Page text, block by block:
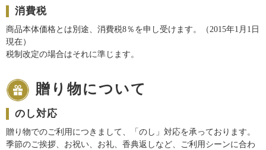
消費税
商品本体価格とは別途、消費税8％を申し受けます。（2015年1月1日
現在）
税制改定の場合はそれに準じます。
贈り物について
のし対応
贈り物でのご利用につきまして、「のし」対応を承っております。
季節のご挨拶、お祝い、お礼、香典返しなど、ご利用シーンに合わ